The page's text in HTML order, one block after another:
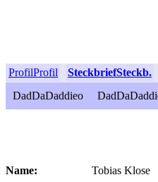
ProfilProfil SteckbriefSteckb.
DadDaDaddieo
Name:
Tobias Klose